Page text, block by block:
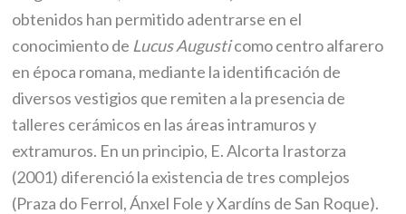
obtenidos han permitido adentrarse en el
conocimiento de Lucus Augusticomo centro alfarero
en época romana, mediante la identificación de
diversos vestigios que remiten a la presencia de
talleres cerámicos en las áreas intramuros y
extramuros. En un principio, E. Alcorta Irastorza
(2001) diferenció la existencia de tres complejos
(Praza do Ferrol, Ánxel Fole y Xardíns de San Roque).